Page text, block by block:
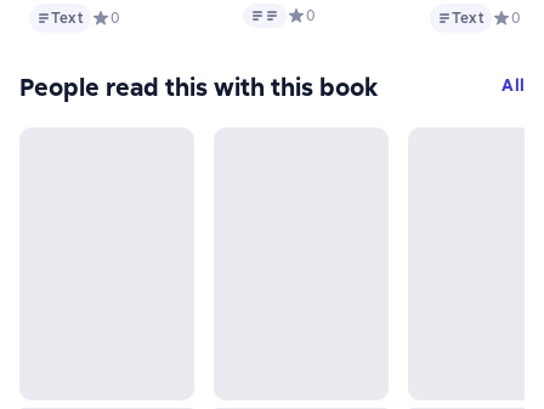
TextText Средний рейтинг 0 на основе 0 оценок
0 Text Средний рейтинг 0 на основе 0
0 TextText 0
People read this with this book All